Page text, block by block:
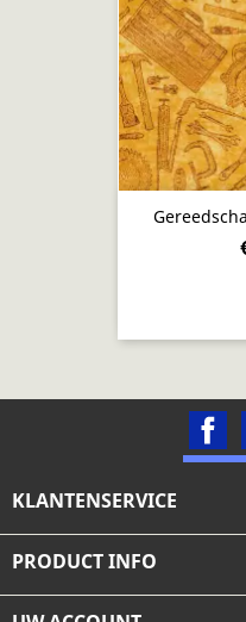
KLANTENSERVICE
PRODUCT INFO